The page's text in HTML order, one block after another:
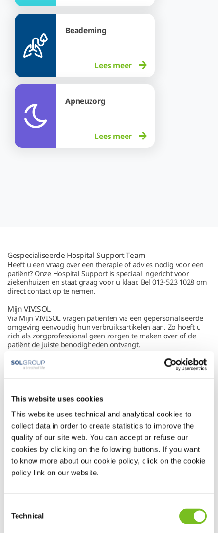
This website uses cookies
This website uses technical and analytical cookies to
collect data in order to create statistics to improve the
quality of our site web. You can accept or refuse our
cookies by clicking on the following buttons. If you want
to know more about our cookie policy, click on the cookie
policy link on our website.
Selection
Technical
Beademing
Lees meer
Apneuzorg
Lees meer
Gespecialiseerde Hospital Support Team
Heeft u een vraag over een therapie of advies nodig voor een
patiënt? Onze Hospital Support is speciaal ingericht voor
ziekenhuizen en staat graag voor u klaar. Bel 013-523 1028 om
direct contact op te nemen.
Mijn VIVISOL
Via Mijn VIVISOL vragen patiënten via een gepersonaliseerde
omgeving eenvoudig hun verbruiksartikelen aan. Zo hoeft u
zich als zorgprofessional geen zorgen te maken over of de
patiënt de juiste benodigheden ontvangt.
ViviOpen: eenvoudig digitaal aanvragen
Efficiëntie vinden wij belangrijk. Daarom hebben we ViviOpen
patiënten zo eenvoudig en snel mogelijk te maken.
Direct naar het aanvraagsysteem